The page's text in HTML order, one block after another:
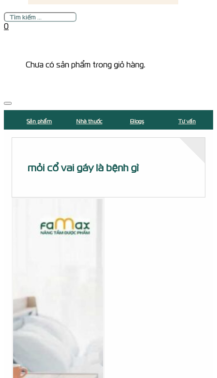
Tìm
kiếm
0
Chưa có sản phẩm trong giỏ hàng.
Sản phẩm Nhà thuốc Blogs Tư vấn
mỏi cổ vai gáy là bệnh gì